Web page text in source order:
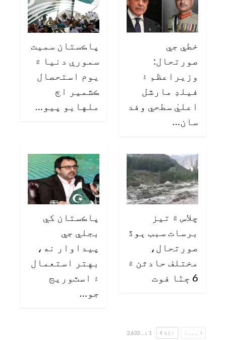
خطي جي
صورتحال:
وزيراعظم ۽
فيلڊ مارشل
اعليٰ سطحي وفد
سان…
پاڪستان سميت
سموري دنيا ۾
يوم استحصال
ڪشمير اڄ
ملهايو پيو…
چلاس ۾ تيز
برسات سبب ٻوڏ
صورتحال،
مختلف حادثن ۾
6 ڄڻا فوت
پاڪستان کي
بجلي جي
پيداوار نه،
بهتر استعمال
۽ اسٽوريج
جو…
پچھلا اگلا 1 کے 2,633